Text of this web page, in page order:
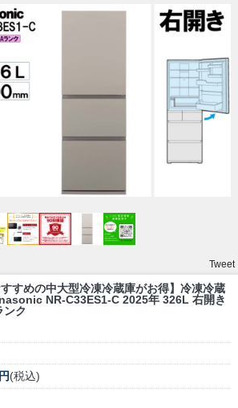
Tweet
すめの中大型冷凍冷蔵庫がお得】 冷凍冷蔵
NR-C33ES1-C 2025年 326L 右開き
ンク
(税込)